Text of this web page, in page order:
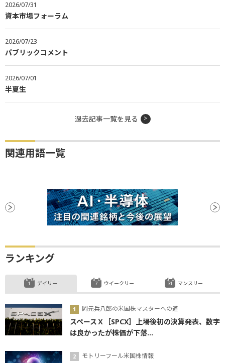
2026/07/31
資本市場フォーラム
2026/07/23
パブリックコメント
2026/07/01
半夏生
過去記事一覧を見る
関連用語一覧
ランキング
デイリー
岡元兵八郎の米国株マスターへの道
スペースＸ［SPCX］上場後初の決算発表、数字
は良かったが株価が下落...
モトリーフール米国株情報
ウイークリー マンスリー